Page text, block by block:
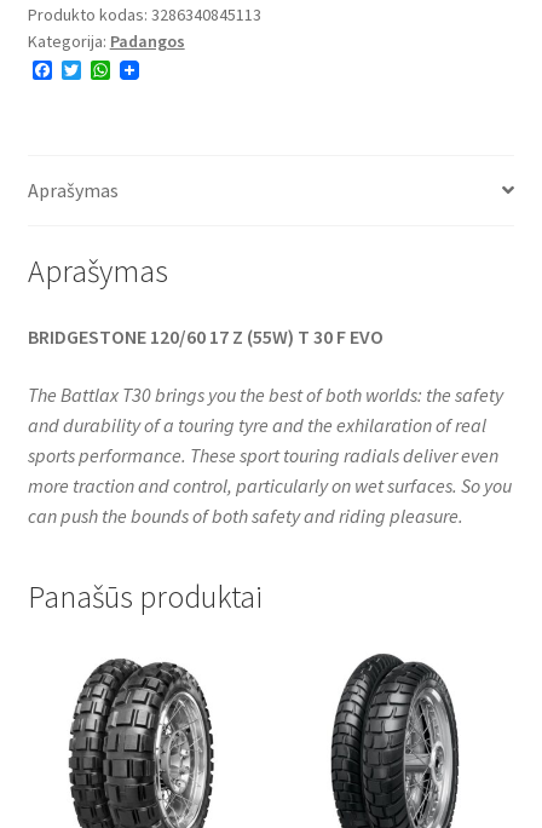
Produkto kodas: 3286340845113
Kategorija: Padangos
F
o
T
r
W
p
Aprašymas
Aprašymas
BRIDGESTONE 120/60 17 Z (55W) T 30 F EVO
The Battlax T30 brings you the best of both worlds: the safety
and durability of a touring tyre and the exhilaration of real
sports performance. These sport touring radials deliver even
more traction and control, particularly on wet surfaces. So you
can push the bounds of both safety and riding pleasure.
Panašūs produktai